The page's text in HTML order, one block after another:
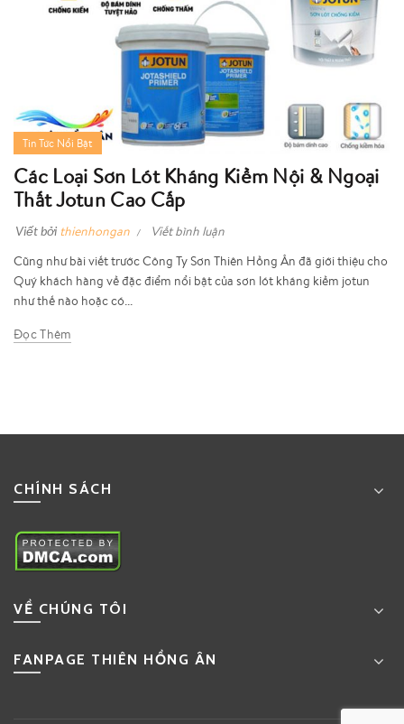
Tin Tức Nổi Bật
Các Loại Sơn Lót Kháng Kiềm Nội & Ngoại
Thất Jotun Cao Cấp
Viết bởi thienhongan
Viết bình luận
Cũng như bài viết trước Công Ty Sơn Thiên Hồng Ân đã giới thiệu cho
Quý khách hàng về đặc điểm nổi bật của sơn lót kháng kiềm jotun
như thế nào hoặc có...
Đọc Thêm
CHÍNH SÁCH
VỀ CHÚNG TÔI
FANPAGE THIÊN HỒNG ÂN